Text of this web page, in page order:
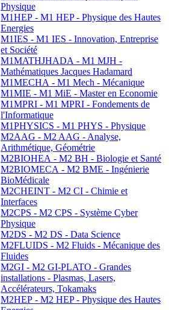
Physique
M1HEP - M1 HEP - Physique des Hautes
Energies
M1IES - M1 IES - Innovation, Entreprise
et Société
M1MATHJHADA - M1 MJH -
Mathématiques Jacques Hadamard
M1MECHA - M1 Mech - Mécanique
M1MIE - M1 MiE - Master en Economie
M1MPRI - M1 MPRI - Fondements de
l'Informatique
M1PHYSICS - M1 PHYS - Physique
M2AAG - M2 AAG - Analyse,
Arithmétique, Géométrie
M2BIOHEA - M2 BH - Biologie et Santé
M2BIOMECA - M2 BME - Ingénierie
BioMédicale
M2CHEINT - M2 CI - Chimie et
Interfaces
M2CPS - M2 CPS - Système Cyber
Physique
M2DS - M2 DS - Data Science
M2FLUIDS - M2 Fluids - Mécanique des
Fluides
M2GI - M2 GI-PLATO - Grandes
installations - Plasmas, Lasers,
Accélérateurs, Tokamaks
M2HEP - M2 HEP - Physique des Hautes